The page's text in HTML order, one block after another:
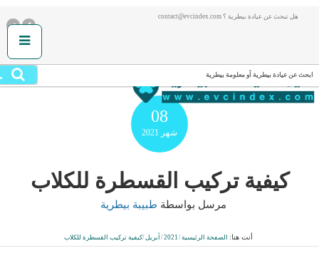
هل تبحث عن عيادة بيطرية ؟ contact@evcindex.com
ابحث عن عيادة بيطرية أو معلومة بيطرية
08
شهر 2021
كيفية تركيب القسطرة للكلاب
مرسل بواسطة طبيبة بيطرية
أنت هنا: الصفحة الرئيسية/
2021
/ أبريل/كيفية تركيب القسطرة للكلاب